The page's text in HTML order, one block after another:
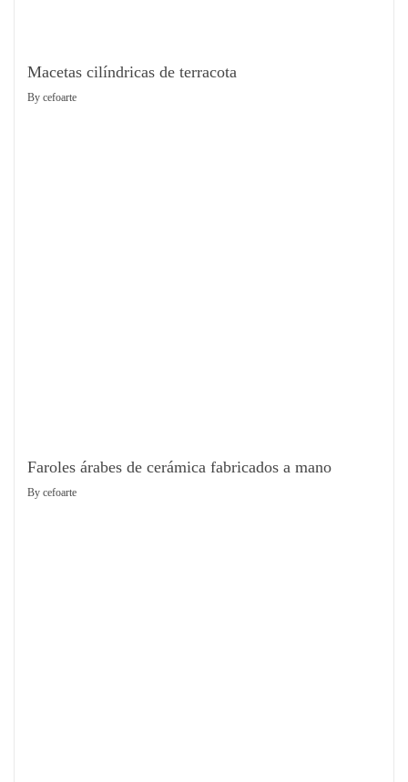
Macetas cilíndricas de terracota
By cefoarte
Faroles árabes de cerámica fabricados a mano
By cefoarte